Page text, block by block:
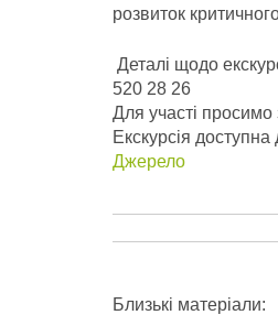
розвиток
Деталі щодо
520 28 26
Для участі просимо
Екскурсія
Джерело
Близькі матеріали: